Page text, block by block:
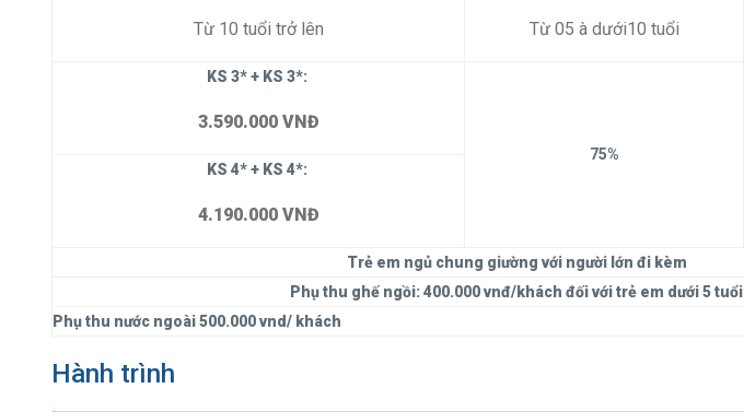
Từ 10 tuổi trở lên Từ 05 à dưới10 tuổi
KS 3* + KS 3*:
3.590.000 VNĐ
75%
KS 4* + KS 4*:
4.190.000 VNĐ
Trẻ em ngủ chung giường với người lớn đi kèm
Phụ thu ghế ngồi: 400.000 vnđ/khách đối với trẻ em dưới 5 tuổi
Phụ thu nước ngoài500.000 vnd/ khách
Hành trình